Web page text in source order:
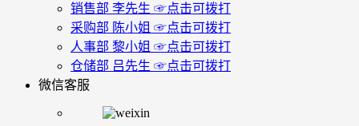
销售部 李先生 ☞点击可拨打
采购部 陈小姐 ☞点击可拨打
人事部 黎小姐 ☞点击可拨打
仓储部 吕先生 ☞点击可拨打
微信客服